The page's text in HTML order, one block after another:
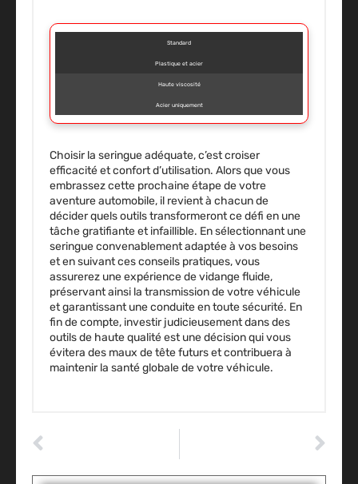
Standard
Plastique et acier
Haute viscosité
Acier uniquement
Choisir la seringue adéquate, c’est croiser
efficacité et confort d’utilisation. Alors que vous
embrassez cette prochaine étape de votre
aventure automobile, il revient à chacun de
décider quels outils transformeront ce défi en une
tâche gratifiante et infaillible. En sélectionnant une
seringue convenablement adaptée à vos besoins
et en suivant ces conseils pratiques, vous
assurerez une expérience de vidange fluide,
préservant ainsi la transmission de votre véhicule
et garantissant une conduite en toute sécurité. En
fin de compte, investir judicieusement dans des
outils de haute qualité est une décision qui vous
évitera des maux de tête futurs et contribuera à
maintenir la santé globale de votre véhicule.